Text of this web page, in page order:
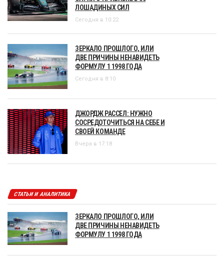
ЛОШАДИНЫХ СИЛ
Сегодня в 10:22
ЗЕРКАЛО ПРОШЛОГО, ИЛИ
ДВЕ ПРИЧИНЫ НЕНАВИДЕТЬ
ФОРМУЛУ 1 1998 ГОДА
Сегодня в 8:10
ДЖОРДЖ РАССЕЛ: НУЖНО
СОСРЕДОТОЧИТЬСЯ НА СЕБЕ И
СВОЕЙ КОМАНДЕ
Вчера в 17:18
СТАТЬИ И АНАЛИТИКА
ЗЕРКАЛО ПРОШЛОГО, ИЛИ
ДВЕ ПРИЧИНЫ НЕНАВИДЕТЬ
ФОРМУЛУ 1 1998 ГОДА